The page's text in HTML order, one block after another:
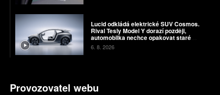
Lucid odkládá elektrické SUV Cosmos.
Rival Tesly Model Y dorazí později,
automobilka nechce opakovat staré
chyby
6. 8. 2026
Provozovatel webu